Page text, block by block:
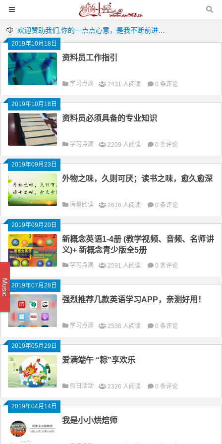
2019年10月18日
资料员工作指引
学习点滴 2431 人阅读 0 条评论
2019年10月18日
资料员必须具备的专业知识
学习点滴 2209 人阅读 0 条评论
2019年09月23日
外物之味，久则可厌；读书之味，愈久愈深
海量阅读 2616 人阅读 0 条评论
2019年09月20日
新概念英语1-4册 (教学视频、音频、名师讲
义)+ 新概念青少版全5册
学习点滴 2591 人阅读 0 条评论
2019年07月28日
强烈推荐几款英语学习APP，亲测好用！
学习点滴 2538 人阅读 0 条评论
2019年05月29日
爱满端午 “粽”享欢乐
假日活动 2326 人阅读 0 条评论
2019年04月14日
我是小小烘焙师
Music